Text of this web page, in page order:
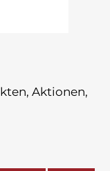
Aktionen,